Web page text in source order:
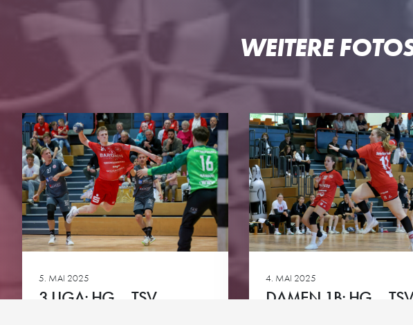
WEITERE
5. MAI 2025
3.LIGA: HG – TSV
4. MAI 2025
DAMEN 1B: HG – TSV
HG
DIE HG
Geschäftsstelle
Ansprechpartner
Tickets
Downloads
TEAMS
3. Liga Herren
Perspektivteam Herren
1. Damen
Bundesliga A-Jugend
HG-Torhüter-Akademie